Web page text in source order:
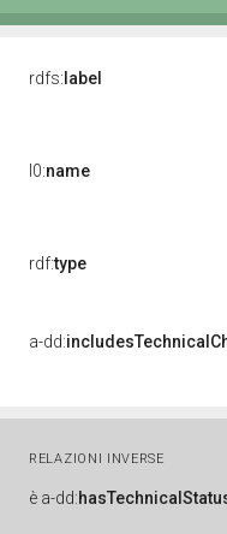
rdfs: label
l0:name
rdf:type
a-dd:
RELAZIONI INVERSE
è a-dd: